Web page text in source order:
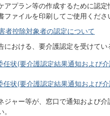
アプラン等の作成するために認
ファイルを印刷してご使用くださ
者控除対象者の認定について
における、要介護認定を受けて
任状(要介護認定結果通知および
任状(要介護認定結果通知および
ジャー等が、窓口で通知および
。